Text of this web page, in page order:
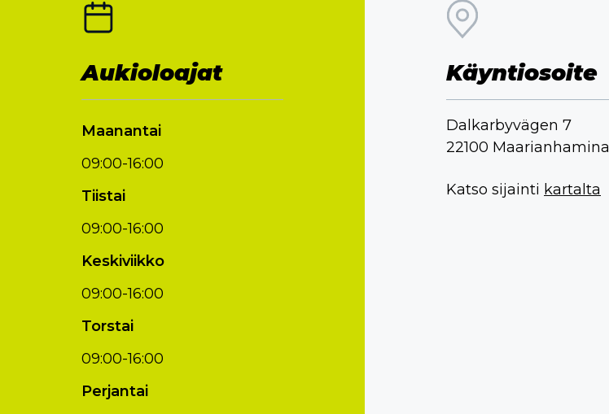
Aukioloajat
Maanantai
09:00-16:00
Tiistai
09:00-16:00
Keskiviikko
09:00-16:00
Torstai
09:00-16:00
Perjantai
Käyntiosoite
Dalkarbyvägen 7
22100 Maarianhamina
Katso sijainti kartalta